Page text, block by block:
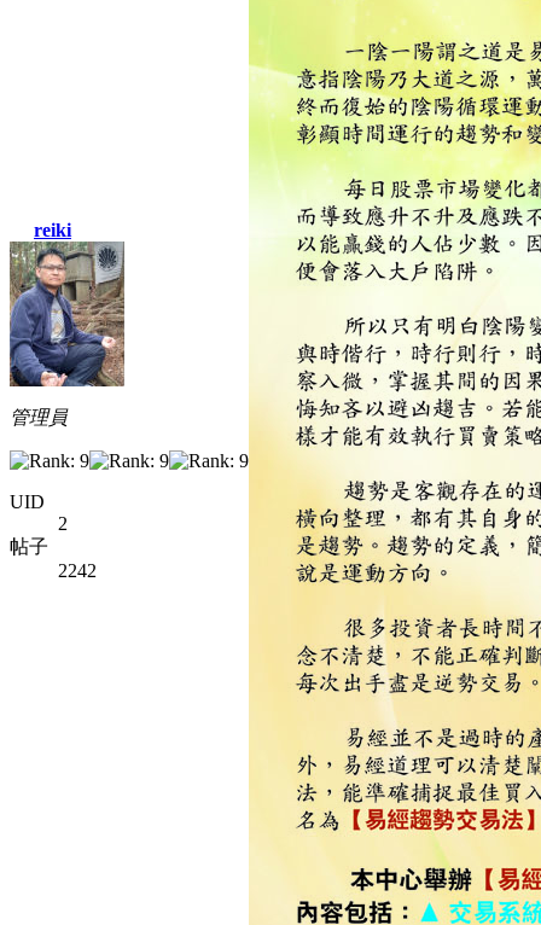
reiki
管理員
UID
2
帖子
2242